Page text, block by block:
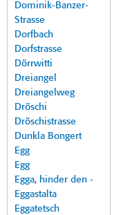
Dominik-Banzer-
Strasse
Dorfbach
Dorfstrasse
Dörrwitti
Dreiangel
Dreiangelweg
Dröschi
Dröschistrasse
Dunkla Bongert
Egg
Egg
Egga, hinder den -
Eggastalta
Eggatetsch